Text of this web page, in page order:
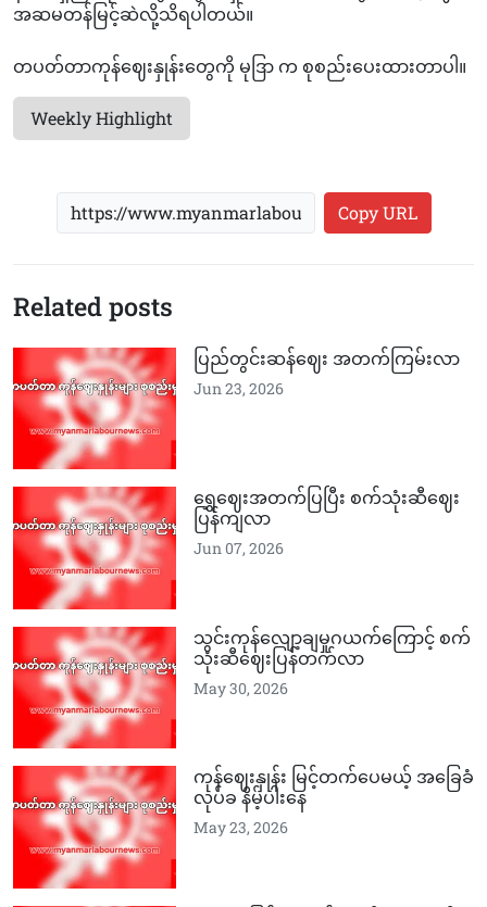
အဆမတန်မြင့်ဆဲလို့သိရပါတယ်။
တပတ်တာကုန်ဈေးနှုန်းတွေကို မုဒြာ က စုစည်းပေးထားတာပါ။
Weekly Highlight
Copy URL
Related posts
ပြည်တွင်းဆန်ဈေး အတက်ကြမ်းလာ
Jun 23, 2026
ရွှေဈေးအတက်ပြပြီး စက်သုံးဆီဈေး
ပြန်ကျလာ
Jun 07, 2026
သွင်းကုန်လျော့ချမှုဂယက်ကြောင့် စက်
သုံးဆီဈေးပြန်တက်လာ
May 30, 2026
ကုန်ဈေးနှုန်း မြင့်တက်ပေမယ့် အခြေခံ
လုပ်ခ နိမ့်ပါးနေ
May 23, 2026